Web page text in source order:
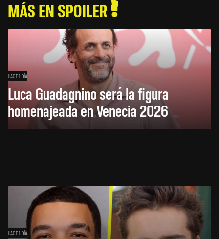
MÁS EN SPOILER
HACE 1 DÍA
Luca Guadagnino será la figura
homenajeada en Venecia 2026
HACE 1 DÍA